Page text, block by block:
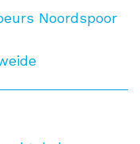
Noordspoor